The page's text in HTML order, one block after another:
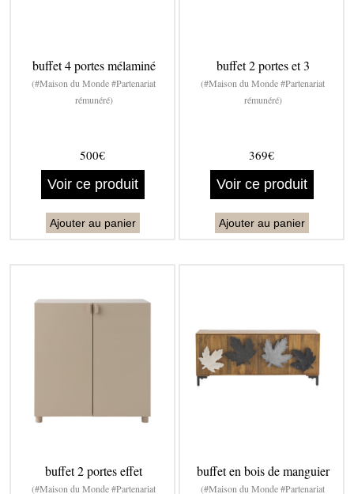
buffet 4 portes mélaminé
(#Maison du Monde #Partenariat
rémunéré)
500€
Voir ce produit
Ajouter au panier
buffet 2 portes et 3
(#Maison du Monde #Partenariat
rémunéré)
369€
Voir ce produit
Ajouter au panier
buffet 2 portes effet
(#Maison du Monde #Partenariat
buffet en bois de manguier
(#Maison du Monde #Partenariat